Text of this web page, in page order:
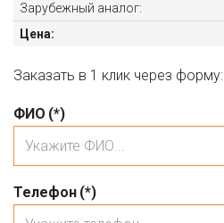
Зарубежный аналог:
Цена:
Заказать в 1 клик через форму:
ФИО (*)
Телефон (*)